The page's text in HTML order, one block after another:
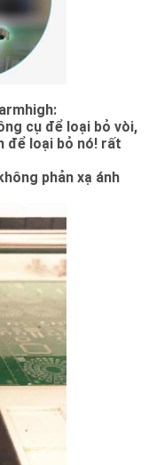
cụ để loại bỏ vòi,
để loại bỏ nó! rất
phản xạ ánh